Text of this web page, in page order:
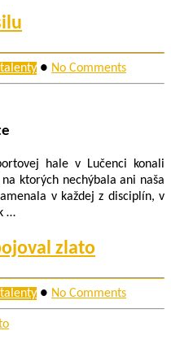
● No Comments
hale v Lučenci konali
ktorých nechýbala ani naša
v každej z disciplín, v
…
zlato
● No Comments